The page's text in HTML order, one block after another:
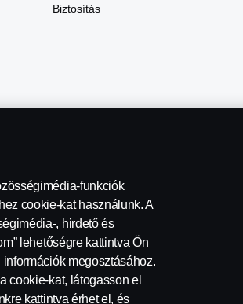
Biztosítás
kapcsolatba Általános Szerződési
funkciók
cookie-kat használunk. A
, hirdető és
lehetőségre kattintva Ön
megosztásához.
cookie-kat, látogasson el
kattintva érhet el, és